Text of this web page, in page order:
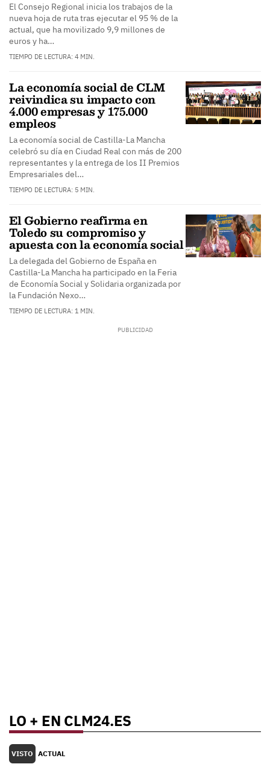
El Consejo Regional inicia los trabajos de la
nueva hoja de ruta tras ejecutar el 95 % de la
actual, que ha movilizado 9,9 millones de
euros y ha…
TIEMPO DE LECTURA: 4 MIN.
La economía social de CLM
reivindica su impacto con
4.000 empresas y 175.000
empleos
La economía social de Castilla-La Mancha
celebró su día en Ciudad Real con más de 200
representantes y la entrega de los II Premios
Empresariales del…
TIEMPO DE LECTURA: 5 MIN.
El Gobierno reafirma en
Toledo su compromiso y
apuesta con la economía social
La delegada del Gobierno de España en
Castilla-La Mancha ha participado en la Feria
de Economía Social y Solidaria organizada por
la Fundación Nexo…
TIEMPO DE LECTURA: 1 MIN.
LO + EN CLM24.ES
VISTO ACTUAL